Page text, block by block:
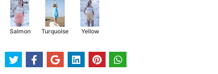
Salmon Turquoise Yellow